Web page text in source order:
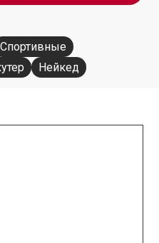
Спортивные
Нейкед